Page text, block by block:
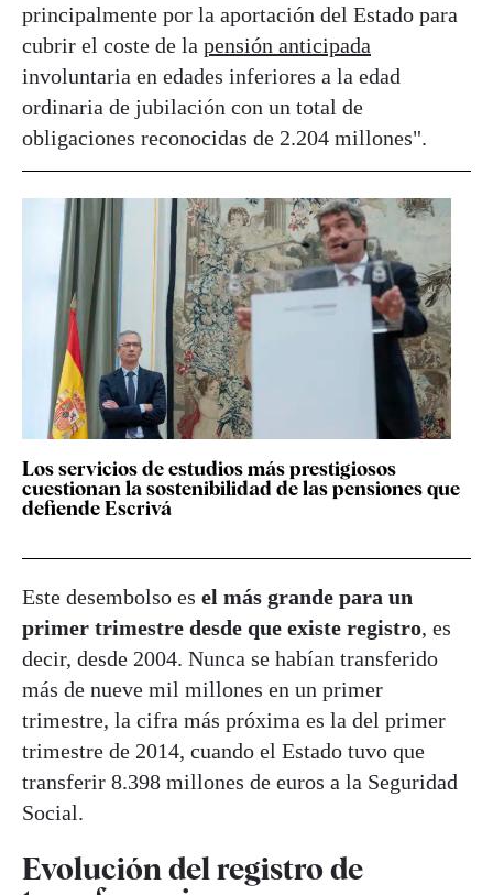
principalmente por la aportación del Estado para
cubrir el coste de la pensión anticipada
involuntaria en edades inferiores a la edad
ordinaria de jubilación con un total de
obligaciones reconocidas de 2.204 millones".
Los servicios de estudios más prestigiosos
cuestionan la sostenibilidad de las pensiones que
defiende Escrivá
Este desembolso es el más grande para un
primer trimestre desde que existe registro, es
decir, desde 2004. Nunca se habían transferido
más de nueve mil millones en un primer
trimestre, la cifra más próxima es la del primer
trimestre de 2014, cuando el Estado tuvo que
transferir 8.398 millones de euros a la Seguridad
Social.
Evolución del registro de